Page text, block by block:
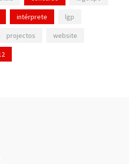
intérprete lgp
projectos website